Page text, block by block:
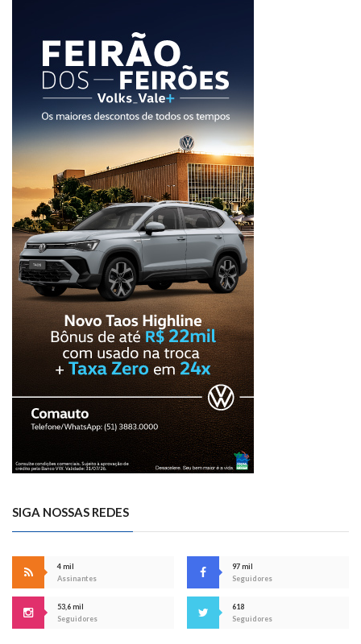
SIGA NOSSAS REDES
4 mil
Assinantes
97 mil
Seguidores
53,6 mil
Seguidores
618
Seguidores